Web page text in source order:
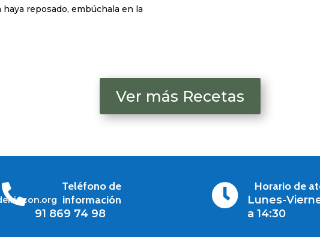
reposado, embúchala en la
Ver más Recetas

Teléfono de
información
91 869 74 98

Horario de
Lunes-
a 14:30